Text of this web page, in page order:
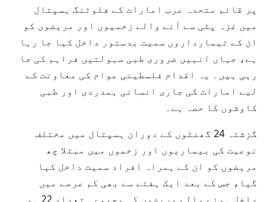
پر قائم متحدہ عرب امارات کے فلوٹنگ ہسپتال
میں غزہ پٹی سے آنے والے زخمیوں اور مریضوں کو
ان کے تیمارداروں سمیت بدستور داخل کیا جا رہا
ہے، جہاں انہیں ضروری طبی سہولتیں فراہم کی جا
رہی ہیں۔ یہ اقدام فلسطینی عوام کی معاونت کے
لیے امارات کی جاری انسانی ہمدردی اور طبی
کاوشوں کا حصہ ہے۔
گزشتہ 24 گھنٹوں کے دوران ہسپتال میں مختلف
نوعیت کی بیماریوں اور زخموں میں مبتلا چھ
مریضوں کو ان کے ہمراہ افراد سمیت داخل کیا
گیا، جس کے بعد ایک ہفتے سے بھی کم عرصے میں
داخل ہونے والے مریضوں کی مجموعی تعداد 22 ہو